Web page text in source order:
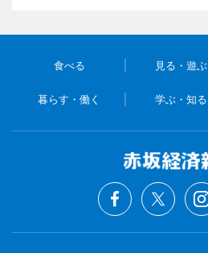
食べる 見る・遊ぶ
暮らす・働く 学ぶ・知る